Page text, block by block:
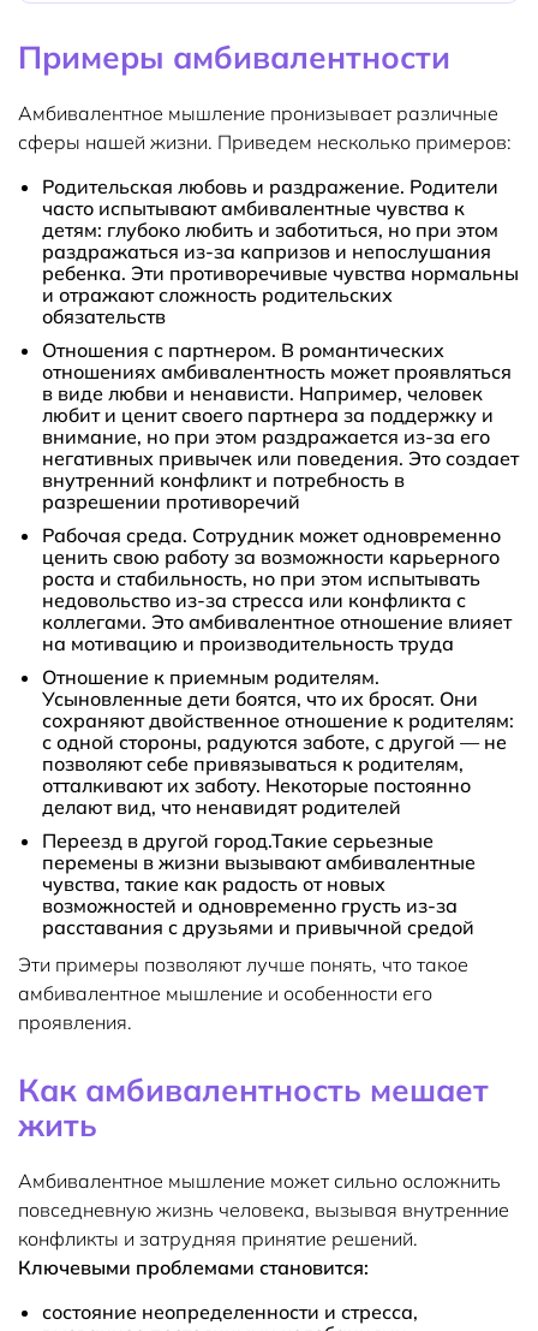
Примеры амбивалентности
Амбивалентное мышление пронизывает различные
сферы нашей жизни. Приведем несколько примеров:
Родительская любовь и раздражение. Родители
часто испытывают амбивалентные чувства к
детям: глубоко любить и заботиться, но при этом
раздражаться из-за капризов и непослушания
ребенка. Эти противоречивые чувства нормальны
и отражают сложность родительских
обязательств
Отношения с партнером. В романтических
отношениях амбивалентность может проявляться
в виде любви и ненависти. Например, человек
любит и ценит своего партнера за поддержку и
внимание, но при этом раздражается из-за его
негативных привычек или поведения. Это создает
внутренний конфликт и потребность в
разрешении противоречий
Рабочая среда. Сотрудник может одновременно
ценить свою работу за возможности карьерного
роста и стабильность, но при этом испытывать
недовольство из-за стресса или конфликта с
коллегами. Это амбивалентное отношение влияет
на мотивацию и производительность труда
Отношение к приемным родителям.
Усыновленные дети боятся, что их бросят. Они
сохраняют двойственное отношение к родителям:
с одной стороны, радуются заботе, с другой — не
позволяют себе привязываться к родителям,
отталкивают их заботу. Некоторые постоянно
делают вид, что ненавидят родителей
Переезд в другой город.Такие серьезные
перемены в жизни вызывают амбивалентные
чувства, такие как радость от новых
возможностей и одновременно грусть из-за
расставания с друзьями и привычной средой
Эти примеры позволяют лучше понять, что такое
амбивалентное мышление и особенности его
проявления.
Как амбивалентность мешает
жить
Амбивалентное мышление может сильно осложнить
повседневную жизнь человека, вызывая внутренние
конфликты и затрудняя принятие решений.
Ключевыми проблемами становится:
состояние неопределенности и стресса,